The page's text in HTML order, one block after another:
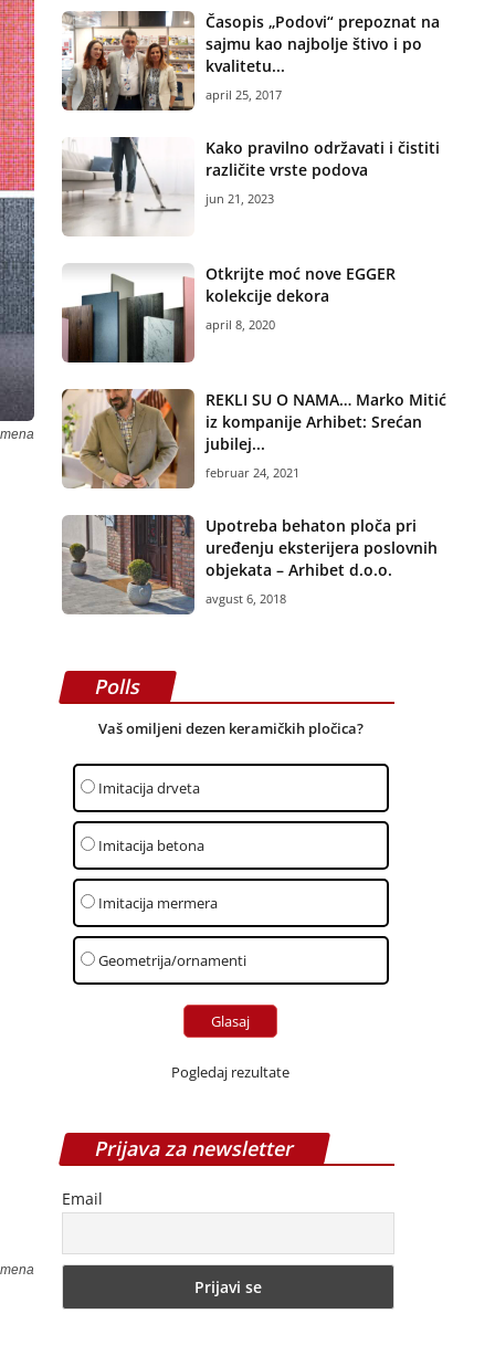
Časopis „Podovi“ prepoznat na
sajmu kao najbolje štivo i po
kvalitetu...
april 25, 2017
Kako pravilno održavati i čistiti
različite vrste podova
jun 21, 2023
Otkrijte moć nove EGGER
kolekcije dekora
april 8, 2020
REKLI SU O NAMA… Marko Mitić
iz kompanije Arhibet: Srećan
jubilej...
februar 24, 2021
Upotreba behaton ploča pri
uređenju eksterijera poslovnih
objekata – Arhibet d.o.o.
avgust 6, 2018
Polls
Vaš omiljeni dezen keramičkih pločica?
Imitacija drveta
Imitacija betona
Imitacija mermera
Geometrija/ornamenti
Pogledaj rezultate
Prijava za newsletter
Email